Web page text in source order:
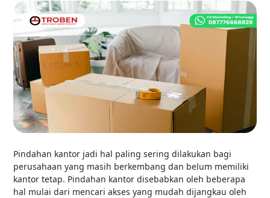
Pindahan kantor jadi hal paling sering dilakukan bagi
perusahaan yang masih berkembang dan belum memiliki
kantor tetap. Pindahan kantor disebabkan oleh beberapa
hal mulai dari mencari akses yang mudah dijangkau oleh